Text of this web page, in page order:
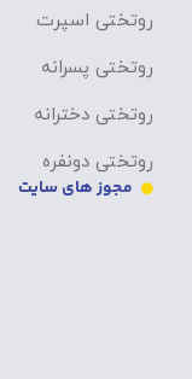
روتختی اسپرت
روتختی پسرانه
روتختی دخترانه
روتختی دونفره
مجوز های سایت